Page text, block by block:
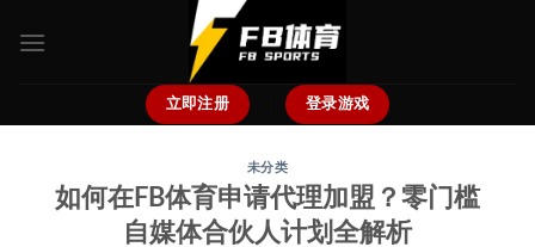
立即注册 登录游戏
未分类
如何在FB体育申请代理加盟？零门槛
自媒体合伙人计划全解析